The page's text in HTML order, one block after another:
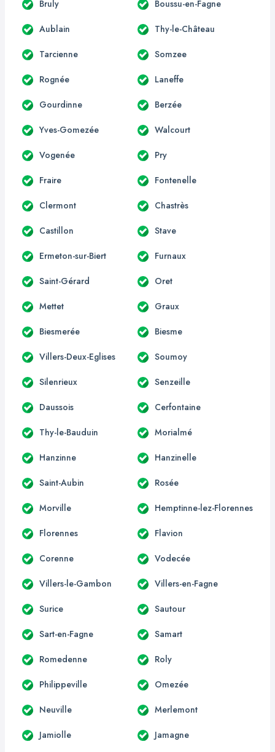
Bruly Boussu-en-Fagne
Aublain Thy-le-Château
Tarcienne Somzee
Rognée Laneffe
Gourdinne Berzée
Yves-Gomezée Walcourt
Vogenée Pry
Fraire Fontenelle
Clermont Chastrès
Castillon Stave
Ermeton-sur-Biert Furnaux
Saint-Gérard Oret
Mettet Graux
Biesmerée Biesme
Villers-Deux-Eglises Soumoy
Silenrieux Senzeille
Daussois Cerfontaine
Thy-le-Bauduin Morialmé
Hanzinne Hanzinelle
Saint-Aubin Rosée
Morville Hemptinne-lez-Florennes
Florennes Flavion
Corenne Vodecée
Villers-le-Gambon Villers-en-Fagne
Surice Sautour
Sart-en-Fagne Samart
Romedenne Roly
Philippeville Omezée
Neuville Merlemont
Jamiolle Jamagne